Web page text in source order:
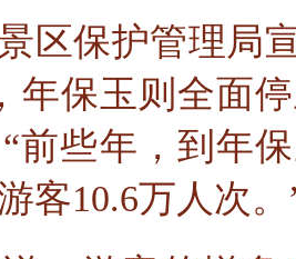
区保护管理局
年保玉则全面
前些年，到年
客10.6万人次。